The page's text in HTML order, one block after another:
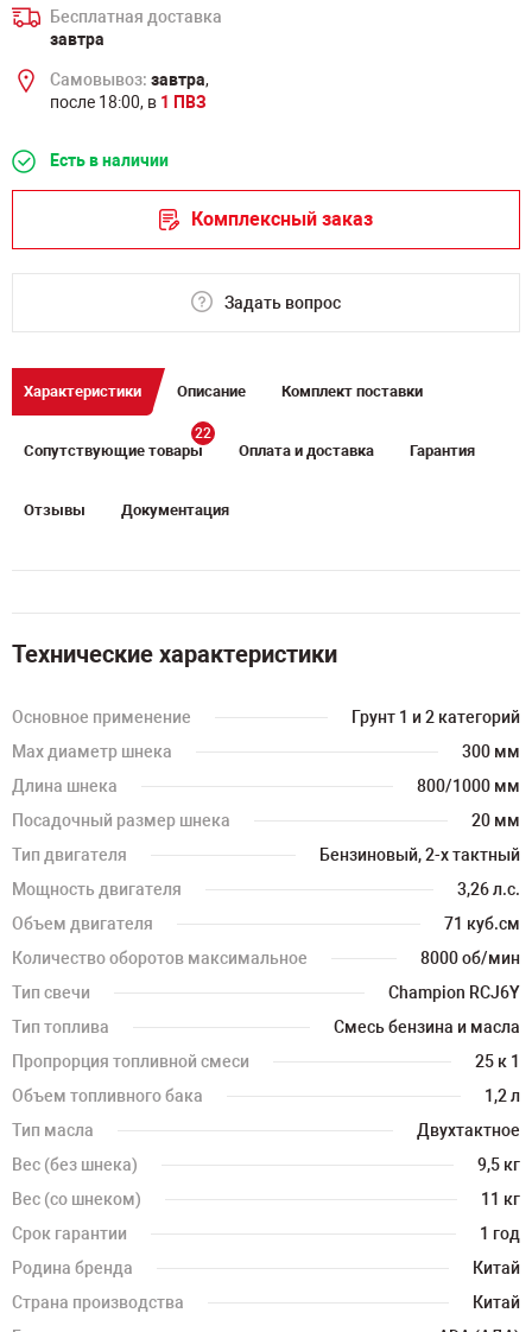
Бесплатная доставка
завтра
Самовывоз: завтра,
после 18:00, в 1 ПВЗ
Есть в наличии
Комплексный заказ
Задать вопрос
Характеристики Описание Комплект поставки
Сопутствующие товары
22
Оплата и доставка Гарантия
Отзывы Документация
Технические характеристики
Основное применение
Грунт 1 и 2 категорий
Мах диаметр шнека
300 мм
Длина шнека
800/1000 мм
Посадочный размер шнека
20 мм
Тип двигателя
Бензиновый, 2-х тактный
Мощность двигателя
3,26 л.с.
Объем двигателя
71 куб.см
Количество оборотов максимальное
8000 об/мин
Тип свечи
Champion RCJ6Y
Тип топлива
Смесь бензина и масла
Пропрорция топливной смеси
25 к 1
Объем топливного бака
1,2 л
Тип масла
Двухтактное
Вес (без шнека)
9,5 кг
Вес (со шнеком)
11 кг
Срок гарантии
1 год
Родина бренда
Китай
Страна производства
Китай